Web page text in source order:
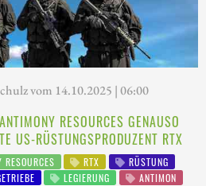
vom 14.10.2025 | 06:00
RESOURCES GENAUSO
US-RÜSTUNGSPRODUZENT RTX
RESOURCES RTX
RÜSTUNG
LEGIERUNG
ANTIMON